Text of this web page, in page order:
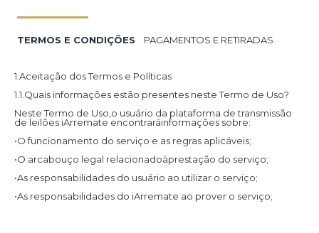
TERMOS E CONDIÇÕES PAGAMENTOS E RETIRADAS
1.Aceitação dos Termos e Políticas
1.1.Quais informações estão presentes neste Termo de Uso?
Neste Termo de Uso,o usuário da plataforma de transmissão
de leilões iArremate encontraráinformações sobre:
•O funcionamento do serviço e as regras aplicáveis;
•O arcabouço legal relacionadoàprestação do serviço;
•As responsabilidades do usuário ao utilizar o serviço;
•As responsabilidades do iArremate ao prover o serviço;